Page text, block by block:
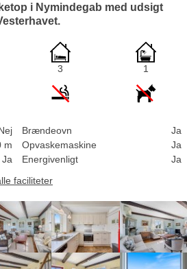
i Nymindegab med udsigt
3 1
m
Ja
Brændeovn
Ja
Opvaskemaskine
Ja
Energivenligt
Ja
faciliteter